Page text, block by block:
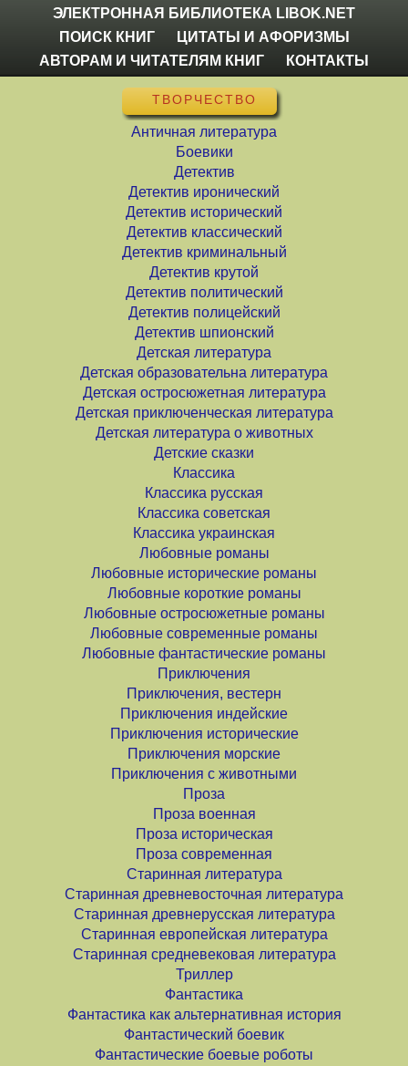
ЭЛЕКТРОННАЯ БИБЛИОТЕКА LIBOK.NET
ПОИСК КНИГ
ЦИТАТЫ И АФОРИЗМЫ
АВТОРАМ И ЧИТАТЕЛЯМ КНИГ
КОНТАКТЫ
ТВОРЧЕСТВО
Античная литература
Боевики
Детектив
Детектив иронический
Детектив исторический
Детектив классический
Детектив криминальный
Детектив крутой
Детектив политический
Детектив полицейский
Детектив шпионский
Детская литература
Детская образовательна литература
Детская остросюжетная литература
Детская приключенческая литература
Детская литература о животных
Детские сказки
Классика
Классика русская
Классика советская
Классика украинская
Любовные романы
Любовные исторические романы
Любовные короткие романы
Любовные остросюжетные романы
Любовные современные романы
Любовные фантастические романы
Приключения
Приключения, вестерн
Приключения индейские
Приключения исторические
Приключения морские
Приключения с животными
Проза
Проза военная
Проза историческая
Проза современная
Старинная литература
Старинная древневосточная литература
Старинная древнерусская литература
Старинная европейская литература
Старинная средневековая литература
Триллер
Фантастика
Фантастика как альтернативная история
Фантастический боевик
Фантастические боевые роботы